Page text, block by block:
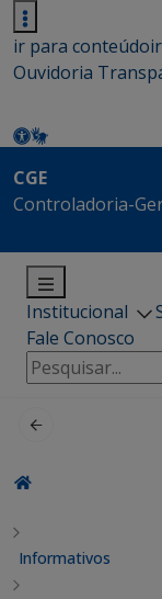
ir para conteúdo
Ouvidoria
CGE
Controladoria-
Institucional
Fale Conosco
Pesquisar
por:
Informativos